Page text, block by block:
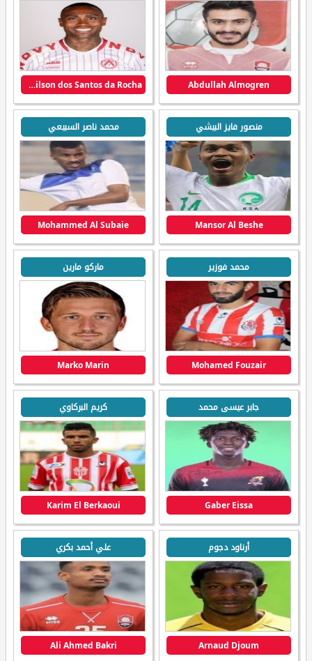
Abdullah Almogren
Rubenilson dos Santos da Rocha
منصور فايز البيشي
Mansor Al Beshe
محمد ناصر السبيعي
Mohammed Al Subaie
محمد فوزير
Mohamed Fouzair
ماركو مارين
Marko Marin
جابر عيسى محمد
Gaber Eissa
كريم البركاوي
Karim El Berkaoui
أرناود دجوم
Arnaud Djoum
علي أحمد بكري
Ali Ahmed Bakri